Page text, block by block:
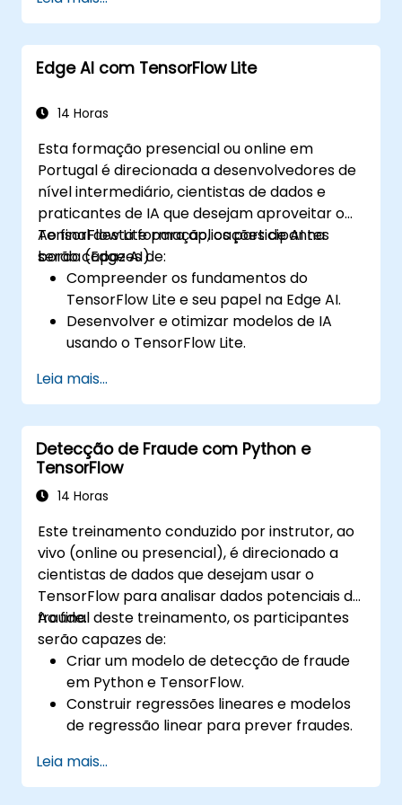
Edge AI com TensorFlow Lite
14 Horas
Esta formação presencial ou online em
Portugal é direcionada a desenvolvedores de
nível intermediário, cientistas de dados e
praticantes de IA que desejam aproveitar o
TensorFlow Lite para aplicações de AI na
borda (Edge AI).
Ao final desta formação, os participantes
serão capazes de:
Compreender os fundamentos do
TensorFlow Lite e seu papel na Edge AI.
Desenvolver e otimizar modelos de IA
usando o TensorFlow Lite.
diversos dispositivos de borda.
Utilizar ferramentas e técnicas para
conversão e otimização de modelos.
Implementar aplicações práticas de Edge
AI usando o TensorFlow Lite.
Leia mais...
Detecção de Fraude com Python e
TensorFlow
14 Horas
Este treinamento conduzido por instrutor, ao
vivo (online ou presencial), é direcionado a
cientistas de dados que desejam usar o
TensorFlow para analisar dados potenciais de
fraude.
Ao final deste treinamento, os participantes
serão capazes de:
Criar um modelo de detecção de fraude
em Python e TensorFlow.
Construir regressões lineares e modelos
de regressão linear para prever fraudes.
ponta para analisar dados de fraude.
Leia mais...